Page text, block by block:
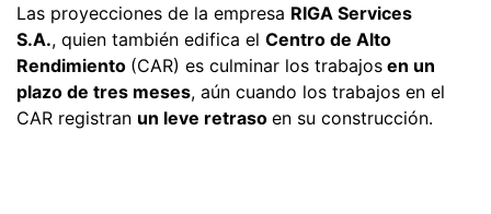
Las proyecciones de la empresa RIGA Services
S.A., quien también edifica el Centro de Alto
Rendimiento (CAR) es culminar los trabajos en un
plazo de tres meses, aún cuando los trabajos en el
CAR registran un leve retraso en su construcción.